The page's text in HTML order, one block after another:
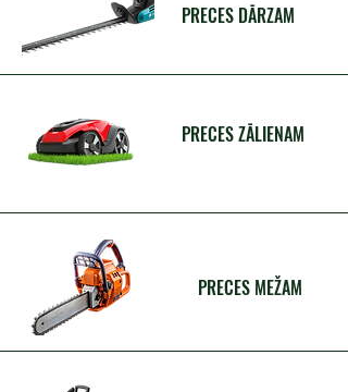
PRECES DĀRZAM
PRECES ZĀLIENAM
PRECES MEŽAM